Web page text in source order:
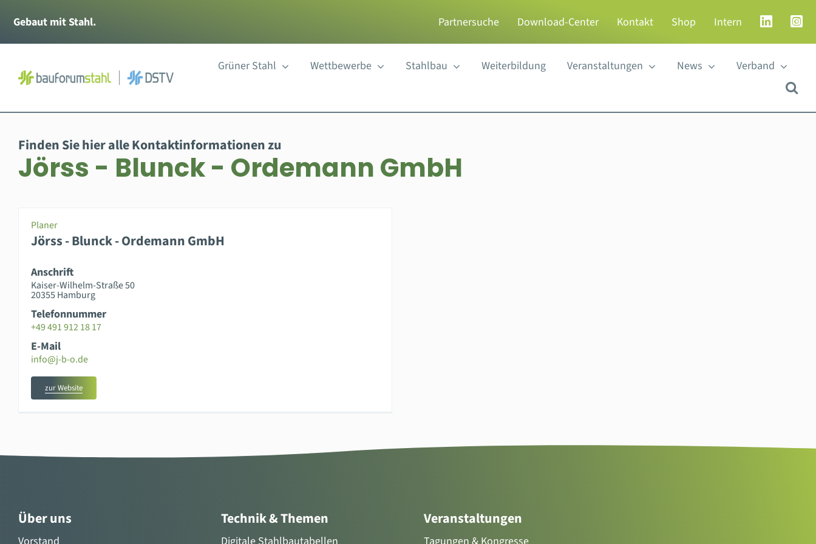
Inhalt
springen
Gebaut mit Stahl. Partnersuche Download-Center Kontakt Shop Intern
Grüner Stahl Wettbewerbe Stahlbau Weiterbildung Veranstaltungen News Verband
Finden Sie hier alle Kontaktinformationen zu
Jörss - Blunck - Ordemann GmbH
Planer
Jörss - Blunck - Ordemann GmbH
Anschrift
Kaiser-Wilhelm-Straße 50
20355 Hamburg
Telefonnummer
+49 491 912 18 17
E-Mail
info@j-b-o.de
zur Website
Über uns Technik & Themen Veranstaltungen